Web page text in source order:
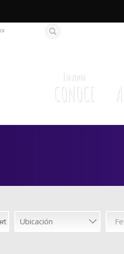
de
La zona
CONOCE